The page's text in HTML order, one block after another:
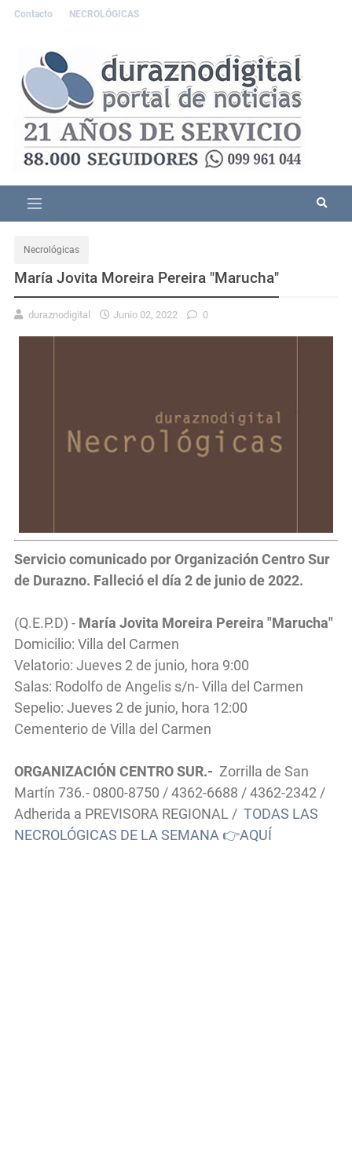
Contacto NECROLÓGICAS
Necrológicas
María Jovita Moreira Pereira "Marucha"
duraznodigital Junio 02, 2022 0
Serviciocomunicado por Organización Centro Sur
de Durazno. Falleció el día 2de junio de 2022.
(Q.E.P.D) - María Jovita Moreira Pereira "Marucha"
Domicilio: Villa del Carmen
Velatorio: Jueves 2 de junio, hora 9:00
Salas: Rodolfo de Angelis s/n- Villa del Carmen
Sepelio: Jueves 2 de junio, hora 12:00
Cementerio de Villa del Carmen
ORGANIZACIÓN CENTRO SUR.- Zorrilla de San
Martín 736.- 0800-8750 / 4362-6688 / 4362-2342 /
Adherida a PREVISORA REGIONAL / TODAS LAS
NECROLÓGICAS DE LA SEMANA 👉AQUÍ